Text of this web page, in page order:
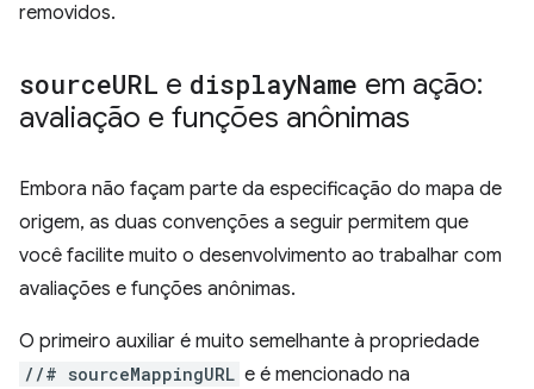
removidos.
sourceURL e displayName em ação:
avaliação e funções anônimas
Embora não façam parte da especificação do mapa de
origem, as duas convenções a seguir permitem que
você facilite muito o desenvolvimento ao trabalhar com
avaliações e funções anônimas.
O primeiro auxiliar é muito semelhante à propriedade
//# sourceMappingURL e é mencionado na